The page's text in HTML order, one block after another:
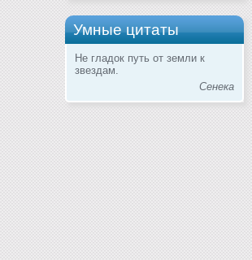
Умные цитаты
Не гладок путь от земли к
звездам.
Сенека